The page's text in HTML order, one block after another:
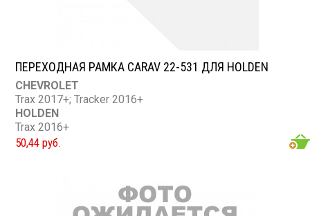
ПЕРЕХОДНАЯ РАМКА CARAV 22-531 ДЛЯ HOLDEN
CHEVROLET
Trax 2017+; Tracker 2016+
HOLDEN
Trax 2016+
50,44 руб.